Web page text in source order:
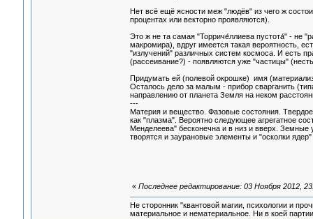
Нет всё ещё ясности меж "людёв" из чего ж
процентах или векторно проявляются).
Это ж не та самая "Торриче́ллиева пустота́" - не
макромира), вдруг имеется такая вероятность,
"излучений" различных систем космоса. И есть
(рассеивание?) - появляются уже "частицы"
Придумать ей (полевой окрошке) имя
Осталось дело за малым - прибор сварганить
направлению от планета Земля на неком
---
Материя и вещество. Фазовые состояния.
как "плазма". Вероятно следующее агрегатное
Менделеева" бесконечна и в низ и вверх. Земные
творятся и заурановые элементы и "осколки
« Последнее редактирование: 03 Ноября 2012,
Не сторонник "квантовой магии, психологии и
материальное и нематериальное. Ни в коей